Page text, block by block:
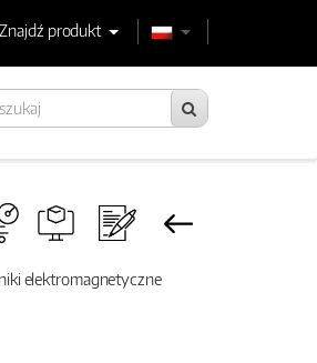
Znajdź produkt
elektromagnetyczne